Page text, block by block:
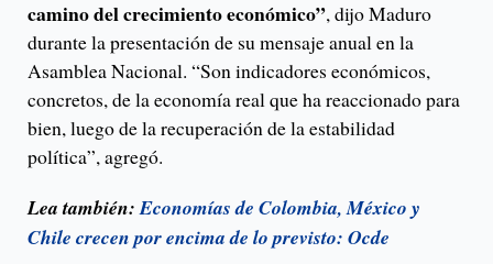
camino del crecimiento económico”, dijo Maduro
durante la presentación de su mensaje anual en la
Asamblea Nacional. “Son indicadores económicos,
concretos, de la economía real que ha reaccionado para
bien, luego de la recuperación de la estabilidad
política”, agregó.
Lea también:Economías de Colombia, México y
Chile crecen por encima de lo previsto: Ocde